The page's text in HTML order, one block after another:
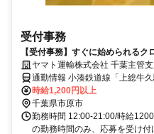
受付事務
【受付事務】すぐに始められる
心 安定勤務で長く働ける【パート
ヤマト運輸株式会社 千葉主管
通勤情報 小湊鉄道線「上総牛
近く
時給1,200円以上
千葉県市原市
勤務時間 12:00-21:00/時給
の勤務時間のみ、応募を受け